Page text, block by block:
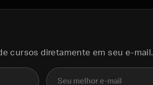
cursos diretamente em seu e-mail.
E-mail